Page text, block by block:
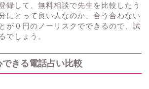
録して、無料相談で先生を比較したう
にとって良い人なのか、合う合わない
が０円のノーリスクでできるので、試
でしょう。
きる電話占い比較